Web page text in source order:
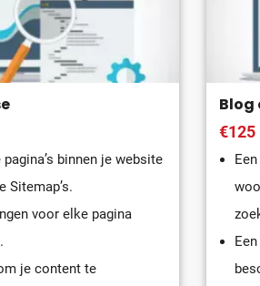
binnen je website
Sitemap’s.
voor elke pagina
je content te
Blog
€125